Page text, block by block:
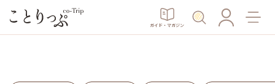
ガイド・マガジン